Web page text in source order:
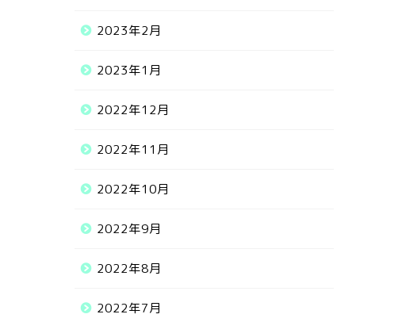
2023年2月
2023年1月
2022年12月
2022年11月
2022年10月
2022年9月
2022年8月
2022年7月